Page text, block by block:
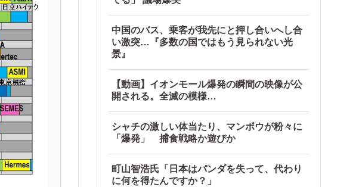
中国のバス、乗客が我先にと押し合いへし合
い激突…『多数の国ではもう見られない光
景』
【動画】イオンモール爆発の瞬間の映像が公
開される。全滅の模様…
シャチの激しい体当たり、マンボウが粉々に
「爆発」 捕食戦略か遊びか
町山智浩氏「日本はパンダを失って、代わり
に何を得たんですか？」